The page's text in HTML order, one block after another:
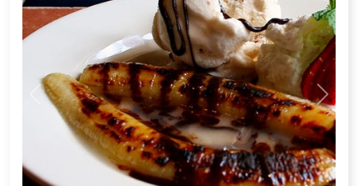
Previous Next